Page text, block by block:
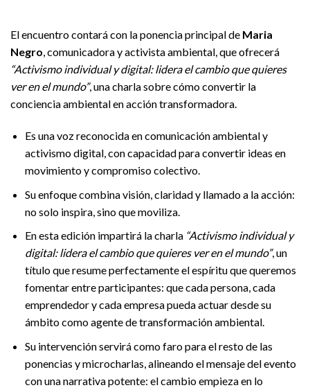
El encuentro contará con la ponencia principal de Maria
Negro, comunicadora y activista ambiental, que ofrecerá
“Activismo individual y digital: lidera el cambio que quieres
ver en el mundo”, una charla sobre cómo convertir la
conciencia ambiental en acción transformadora.
Es una voz reconocida en comunicación ambiental y
activismo digital, con capacidad para convertir ideas en
movimiento y compromiso colectivo.
Su enfoque combina visión, claridad y llamado a la acción:
no solo inspira, sino que moviliza.
En esta edición impartirá la charla “Activismo individual y
digital: lidera el cambio que quieres ver en el mundo”, un
título que resume perfectamente el espíritu que queremos
fomentar entre participantes: que cada persona, cada
emprendedor y cada empresa pueda actuar desde su
ámbito como agente de transformación ambiental.
Su intervención servirá como faro para el resto de las
ponencias y microcharlas, alineando el mensaje del evento
con una narrativa potente: el cambio empieza en lo